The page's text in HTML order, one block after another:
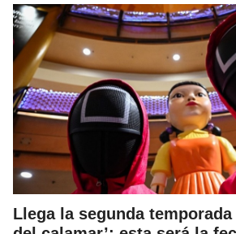
Llega la segunda temporada